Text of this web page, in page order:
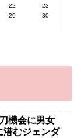
22
23
29
30
機会に男女
むジェンダ